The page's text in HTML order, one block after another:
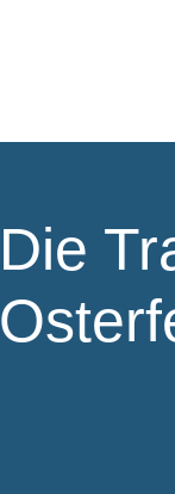
Die